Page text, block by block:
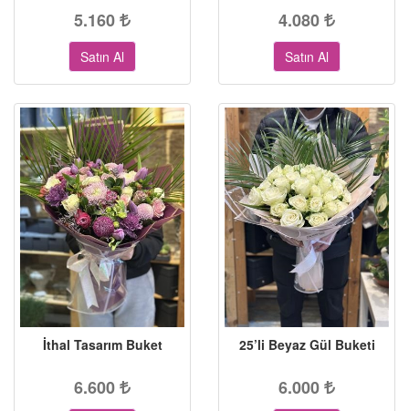
5.160
Satın Al
4.080
Satın Al
İthal Tasarım Buket
6.600
25’li Beyaz Gül Buketi
6.000